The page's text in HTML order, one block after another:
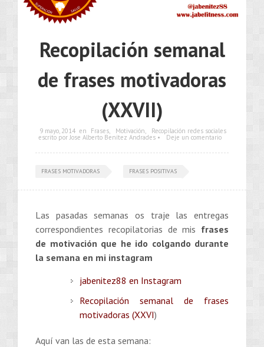
Recopilación semanal
de frases motivadoras
(XXVII)
9 mayo, 2014 en Frases Motivación Recopilación redes sociales
escrito por Jose Alberto Benítez Andrades • Deje un comentario
FRASES MOTIVADORAS FRASES POSITIVAS
Las pasadas semanas os traje las entregas
correspondientes recopilatorias de mis frases
de motivación que he ido colgando durante
la semana en mi instagram
jabenitez88 en Instagram
Recopilación semanal de frases
motivadoras (XXVI)
Aquí van las de esta semana: